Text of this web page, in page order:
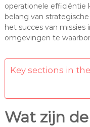
operationele efficiëntie
belang van
het succes van
omgevingen te
Key sections in
Wat zijn